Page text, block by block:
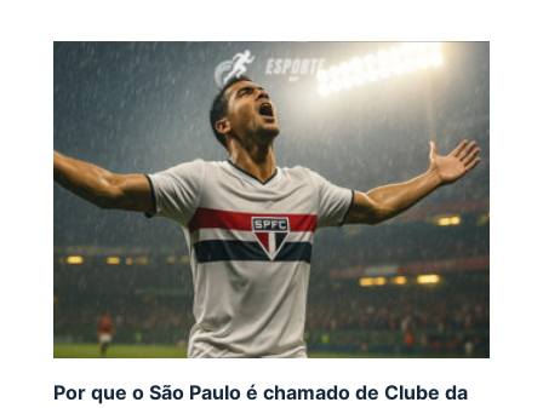
Por que o São Paulo é chamado de Clube da